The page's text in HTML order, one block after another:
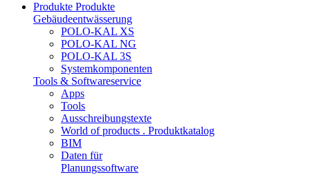
Produkte Produkte
Gebäudeentwässerung
POLO-KAL XS
POLO-KAL NG
POLO-KAL 3S
Systemkomponenten
Tools & Softwareservice
Apps
Tools
Ausschreibungstexte
World of products . Produktkatalog
BIM
Daten für
Planungssoftware